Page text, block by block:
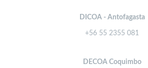
DICOA - Antofagasta
+56 55 2355 081
DECOA Coquimbo